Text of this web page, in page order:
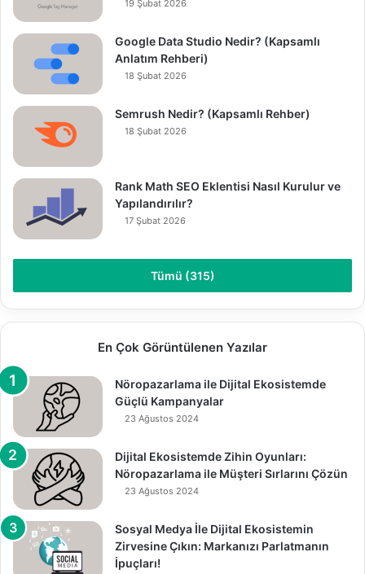
19 Şubat 2026
Google Data Studio Nedir? (Kapsamlı
Anlatım Rehberi)
18 Şubat 2026
Semrush Nedir? (Kapsamlı Rehber)
18 Şubat 2026
Rank Math SEO Eklentisi Nasıl Kurulur ve
Yapılandırılır?
17 Şubat 2026
Tümü (315)
En Çok Görüntülenen Yazılar
Nöropazarlama ile Dijital Ekosistemde
Güçlü Kampanyalar
23 Ağustos 2024
Dijital Ekosistemde Zihin Oyunları:
Nöropazarlama ile Müşteri Sırlarını Çözün
23 Ağustos 2024
Sosyal Medya İle Dijital Ekosistemin
Zirvesine Çıkın: Markanızı Parlatmanın
İpuçları!